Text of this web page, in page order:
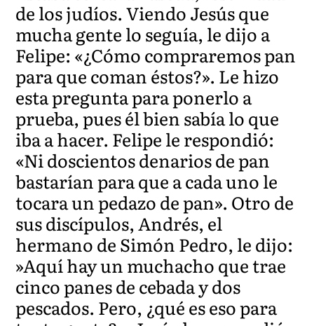
de los judíos. Viendo Jesús que
mucha gente lo seguía, le dijo a
Felipe: «¿Cómo compraremos pan
para que coman éstos?». Le hizo
esta pregunta para ponerlo a
prueba, pues él bien sabía lo que
iba a hacer. Felipe le respondió:
«Ni doscientos denarios de pan
bastarían para que a cada uno le
tocara un pedazo de pan». Otro de
sus discípulos, Andrés, el
hermano de Simón Pedro, le dijo:
»Aquí hay un muchacho que trae
cinco panes de cebada y dos
pescados. Pero, ¿qué es eso para